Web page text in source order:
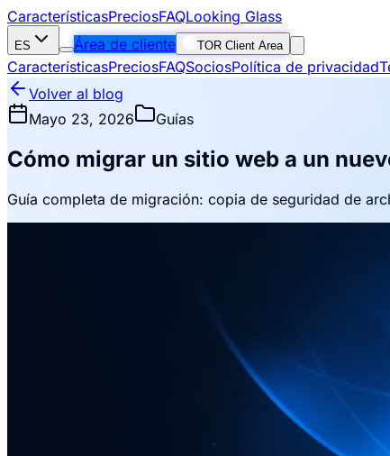
CaracterísticasPreciosFAQLooking Glass
ES Área de cliente TOR Client Area
CaracterísticasPreciosFAQSociosPolítica de privacidad
Volver al blog
Mayo 23, 2026
Guías
Cómo migrar un sitio web a un
Guía completa de migración: copia de seguridad de